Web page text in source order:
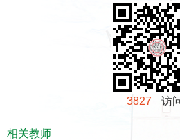
3827 访
相关教师